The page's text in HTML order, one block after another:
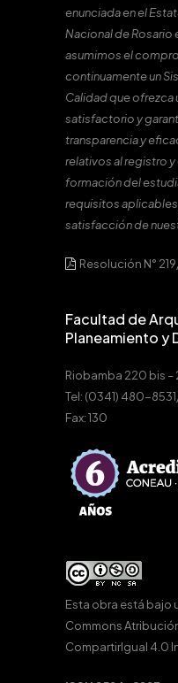
enunciada en el
Nacional de Rosario
asumimos el
continuamente un
Calidad que ofrezca
satisfactorio y
transparencia y
relativos al registro
formación del
requisitos aplicables
satisfacción de
Resolución N°
Facultad de
Planeamiento y
Riobamba 220 bis
Tel: (0341) 480-
Fax: 130
Esta obra está bajo
Commons
CompartirIgual 4.0